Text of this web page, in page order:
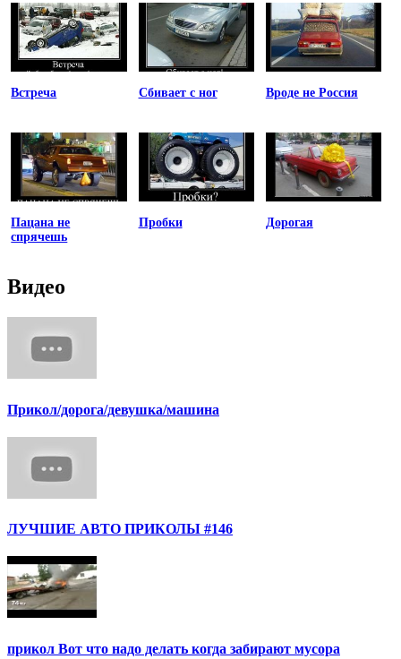
Встреча Сбивает с ног Вроде не Россия
Пацана не
спрячешь
Пробки Дорогая
Видео
Прикол/дорога/девушка/машина
ЛУЧШИЕ АВТО ПРИКОЛЫ #146
прикол Вот что надо делать когда забирают мусора